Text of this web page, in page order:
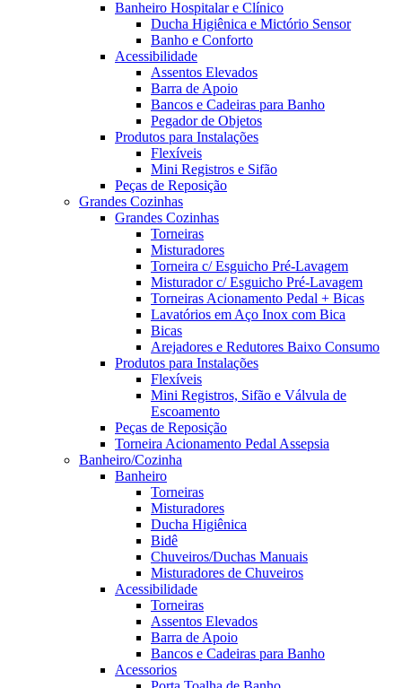
Banheiro Hospitalar e Clínico
Ducha Higiênica e Mictório Sensor
Banho e Conforto
Acessibilidade
Assentos Elevados
Barra de Apoio
Bancos e Cadeiras para Banho
Pegador de Objetos
Produtos para Instalações
Flexíveis
Mini Registros e Sifão
Peças de Reposição
Grandes Cozinhas
Grandes Cozinhas
Torneiras
Misturadores
Torneira c/ Esguicho Pré-Lavagem
Misturador c/ Esguicho Pré-Lavagem
Torneiras Acionamento Pedal + Bicas
Lavatórios em Aço Inox com Bica
Bicas
Arejadores e Redutores Baixo Consumo
Produtos para Instalações
Flexíveis
Mini Registros, Sifão e Válvula de
Escoamento
Peças de Reposição
Torneira Acionamento Pedal Assepsia
Banheiro/Cozinha
Banheiro
Torneiras
Misturadores
Ducha Higiênica
Bidê
Chuveiros/Duchas Manuais
Misturadores de Chuveiros
Acessibilidade
Torneiras
Assentos Elevados
Barra de Apoio
Bancos e Cadeiras para Banho
Acessorios